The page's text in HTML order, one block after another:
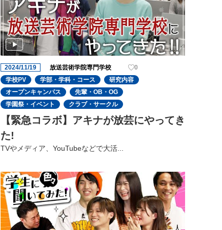
2024/11/19 放送芸術学院専門学校
0
学校PV
学部・学科・コース
研究内容
オープンキャンパス
先輩・OB・OG
学園祭・イベント
クラブ・サークル
【緊急コラボ】アキナが放芸にやってき
た!
TVやメディア、YouTubeなどで大活...